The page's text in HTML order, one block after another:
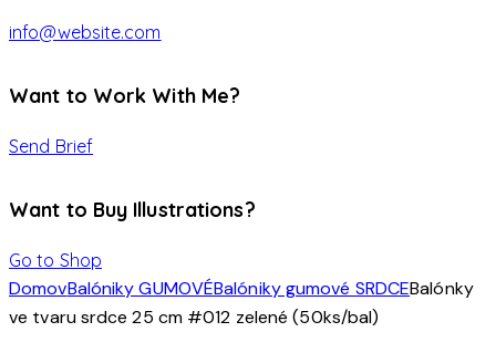
info@website.com
Want to Work With Me?
Send Brief
Want to Buy Illustrations?
Go to Shop
DomovBalóniky GUMOVÉBalóniky gumové SRDCEBalónky
ve tvaru srdce 25 cm #012 zelené (50ks/bal)